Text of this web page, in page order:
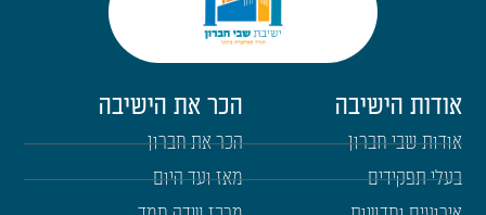
אודות הישיבה
אודות שבי חברון
בעלי תפקידים
הכר את הישיבה
הכר את חברון
מאז ועד היום